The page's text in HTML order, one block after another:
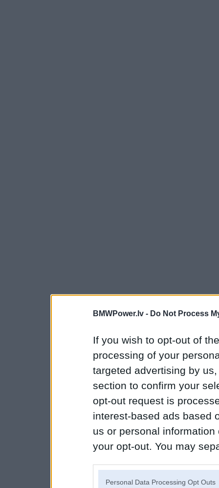
BMWPower.lv - Do Not Process
If you wish to opt-out of
processing of your
targeted advertising by
section to confirm your
opt-out request is
interest-based ads based
us or personal
your opt-out. You may
Personal Data Processing Opt Outs